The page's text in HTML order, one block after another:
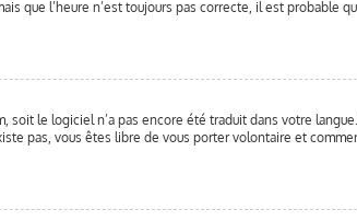
que l’heure n’est toujours pas correcte, il est probable
le logiciel n’a pas encore été traduit dans votre
pas, vous êtes libre de vous porter volontaire et